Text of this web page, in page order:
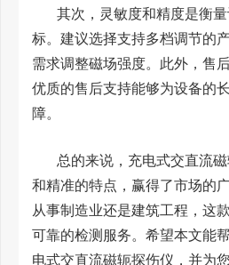
其次，灵敏度和精度是衡
标。建议选择支持多档调节的
需求调整磁场强度。此外，售
优质的售后支持能够为设备的
障。
总的来说，充电式交直流
和精准的特点，赢得了市场的
从事制造业还是建筑工程，这
可靠的检测服务。希望本文能
电式交直流磁轭探伤仪，并为